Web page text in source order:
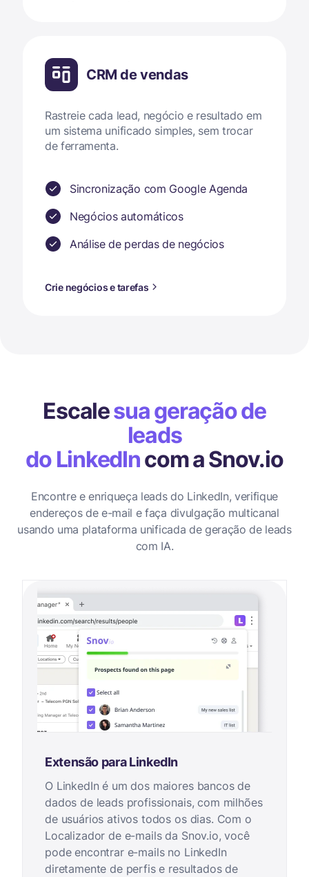
CRM de vendas
Rastreie cada lead, negócio e resultado em
um sistema unificado simples, sem trocar
de ferramenta.
Sincronização com Google Agenda
Negócios automáticos
Análise de perdas de negócios
Crie negócios e tarefas
Escalesua geração de
leads
do LinkedIncom a Snov.io
Encontre e enriqueça leads do LinkedIn, verifique
endereços de e-mail e faça divulgação multicanal
usando uma plataforma unificada de geração de leads
com IA.
Extensão para LinkedIn
O LinkedIn é um dos maiores bancos de
dados de leads profissionais, com milhões
de usuários ativos todos os dias. Com o
Localizador de e-mails da Snov.io, você
pode encontrar e-mails no LinkedIn
diretamente de perfis e resultados de